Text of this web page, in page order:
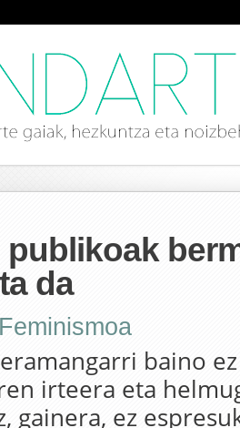
da
Feminismoa
baino
irteera eta
gainera, ez